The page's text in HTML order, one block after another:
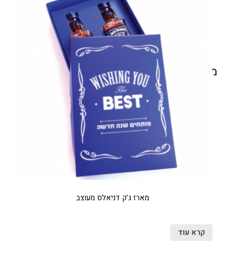
מוצרים קשורים
מארז ג'ק דניאלס מעוצב
קרא עוד